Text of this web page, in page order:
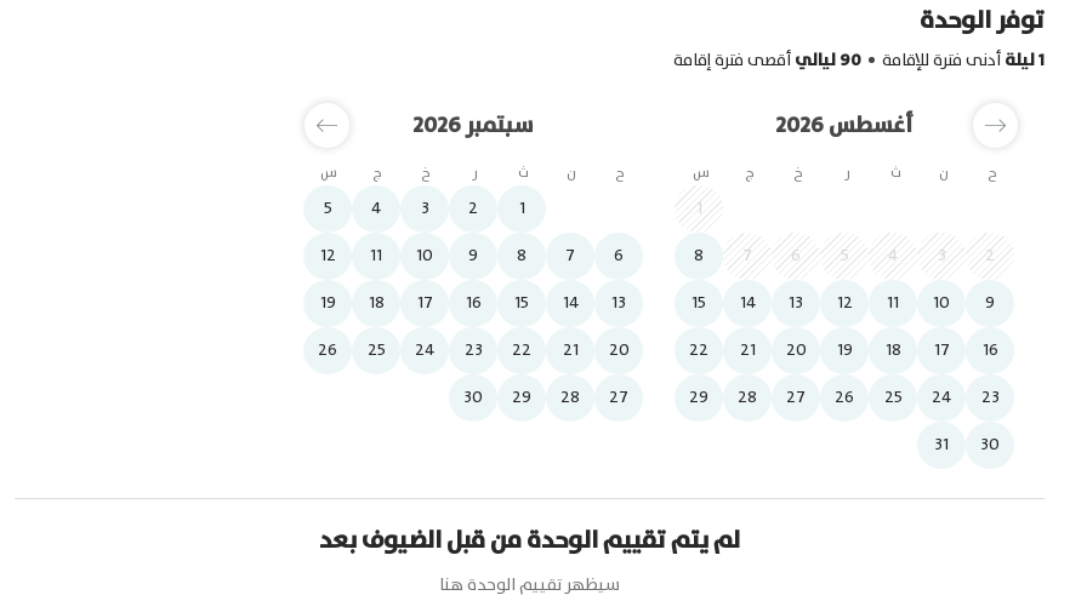
توفر الوحدة
1ليلةأدنى فترة للإقامة 90لياليأقصى فترة إقامة
ح ن ث ر خ ج س ح ن ث ر خ ج س
يوليو 2026
4
5
6
7
8
9
10
11
12
13
14
15
16
17
18
19
20
21
22
23
24
25
26
27
28
29
30
31
أغسطس 2026
1
2
3
4
5
6
7
8
9
10
11
12
13
14
15
16
17
18
19
20
21
22
23
24
25
26
27
28
29
30
31
سبتمبر 2026
1
2
3
4
5
6
7
8
9
10
11
12
13
14
15
16
17
18
19
20
21
22
23
24
25
26
27
28
29
30
لم يتم تقييم الوحدة من قبل الضيوف بعد
سيظهر تقييم الوحدة هنا